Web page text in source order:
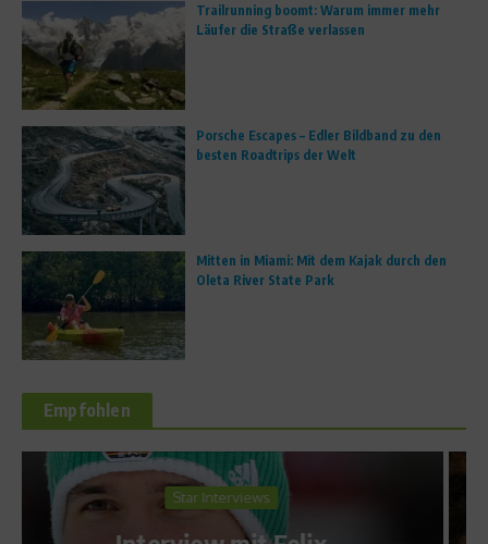
Trailrunning boomt: Warum immer mehr
Läufer die Straße verlassen
Porsche Escapes – Edler Bildband zu den
besten Roadtrips der Welt
Mitten in Miami: Mit dem Kajak durch den
Oleta River State Park
Empfohlen